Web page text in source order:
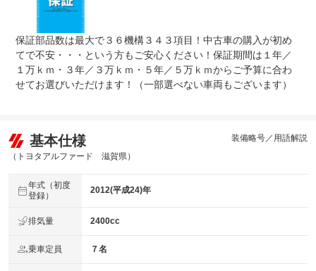
法定整備
について
ご契約からご納車までの間に法定点検を実施致します。支
払総額に整備代金が含まれ点検記録簿を発行致します。
保証部品数は最大で３６機構３４３項目！中古車の購入が初め
てで不安・・・という方もご安心ください！保証期間は１年／
１万ｋｍ・３年／３万ｋｍ・５年／５万ｋｍからご予算に合わ
せてお選びいただけます！（一部選べない車両もございます）
基本仕様
（トヨタアルファード 滋賀県）
装備略号／用語解説
年式（初度
登録）
2012(平成24)年
排気量 2400cc
乗車定員 ７名